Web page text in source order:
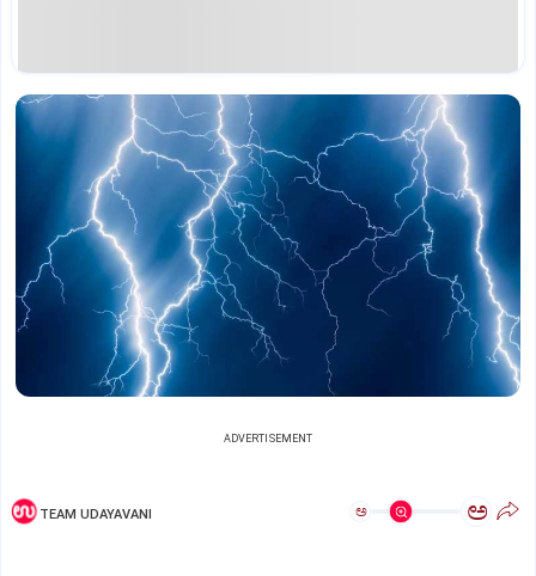
ADVERTISEMENT
TEAM UDAYAVANI ಅ ಅ